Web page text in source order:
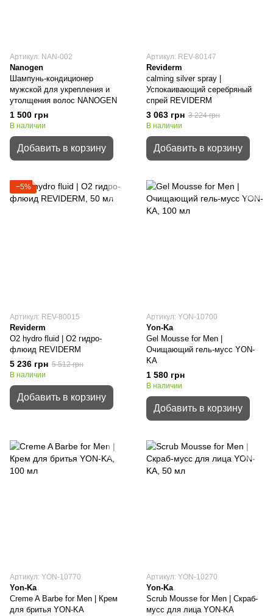
Артикул: NAN-002
Nanogen
Шампунь-кондиционер
мужской для укрепления и
утолщения волос NANOGEN
1 500 грн
В наличии
Добавить в корзину
Артикул: REV-80147
Reviderm
calming silver spray |
Успокаивающий серебряный
спрей REVIDERM
3 063 грн 3 224 грн
В наличии
Добавить в корзину
−5%
Артикул: REV-80015
Reviderm
O2 hydro fluid | О2 гидро-
флюид REVIDERM
5 236 грн 5 512 грн
В наличии
Добавить в корзину
Артикул: YON-10700
Yon-Ka
Gel Mousse for Men |
Очищающий гель-мусс YON-
KA
1 580 грн
В наличии
Добавить в корзину
Артикул: YON-10770
Yon-Ka
Creme A Barbe for Men | Крем
для бритья YON-KA
Артикул: YON-10270
Yon-Ka
Scrub Mousse for Men | Скраб-
мусс для лица YON-KA